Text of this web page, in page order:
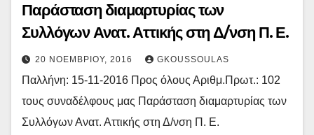
Παράσταση διαμαρτυρίας των
Συλλόγων Ανατ. Αττικής στη Δ/νση Π. Ε.
20 ΝΟΕΜΒΡΊΟΥ, 2016 GKOUSSOULAS
Παλλήνη: 15-11-2016 Προς όλους Αριθμ.Πρωτ.: 102
τους συναδέλφους μας Παράσταση διαμαρτυρίας των
Συλλόγων Ανατ. Αττικής στη Δ/νση Π. Ε.